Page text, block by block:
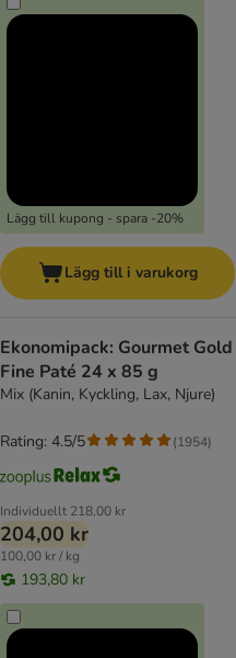
Lägg till kupong - spara -20%
Lägg till i varukorg
Ekonomipack: Gourmet Gold
Fine Paté 24 x 85 g
Mix (Kanin, Kyckling, Lax, Njure)
Individuellt 218,00 kr
204,00 kr
100,00 kr / kg
193,80 kr
Rating: 4.5/5 (1954)